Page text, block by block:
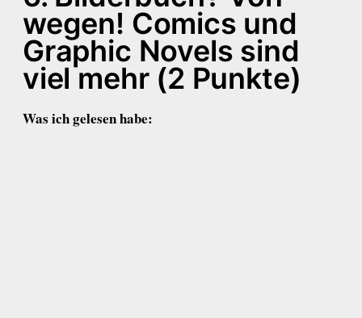
wegen! Comics und
Graphic Novels sind
viel mehr (2 Punkte)
Was ich gelesen habe: